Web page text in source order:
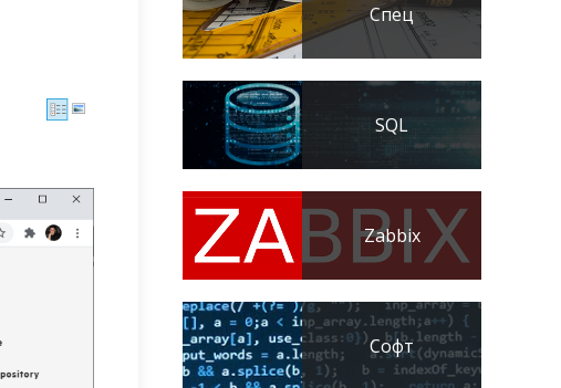
Спец
SQL
Zabbix
Софт